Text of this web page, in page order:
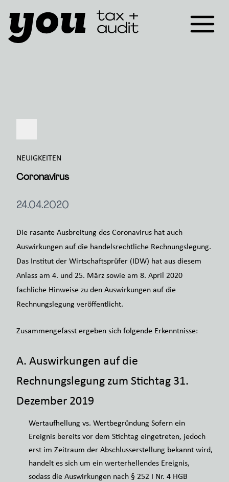
NEUIGKEITEN
Coronavirus
24.04.2020
Die rasante Ausbreitung des Coronavirus hat auch
Auswirkungen auf die handelsrechtliche Rechnungslegung.
Das Institut der Wirtschaftsprüfer (IDW) hat aus diesem
Anlass am 4. und 25. März sowie am 8. April 2020
fachliche Hinweise zu den Auswirkungen auf die
Rechnungslegung veröffentlicht.
Zusammengefasst ergeben sich folgende Erkenntnisse:
A. Auswirkungen auf die
Rechnungslegung zum Stichtag 31.
Dezember 2019
Wertaufhellung vs. Wertbegründung Sofern ein
Ereignis bereits vor dem Stichtag eingetreten, jedoch
erst im Zeitraum der Abschlusserstellung bekannt wird,
handelt es sich um ein werterhellendes Ereignis,
sodass die Auswirkungen nach § 252 I Nr. 4 HGB